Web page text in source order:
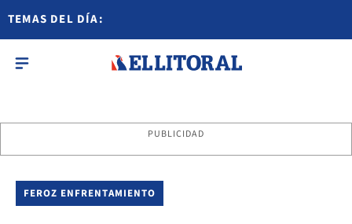
TEMAS DEL DÍA:
PUBLICIDAD
FEROZ ENFRENTAMIENTO